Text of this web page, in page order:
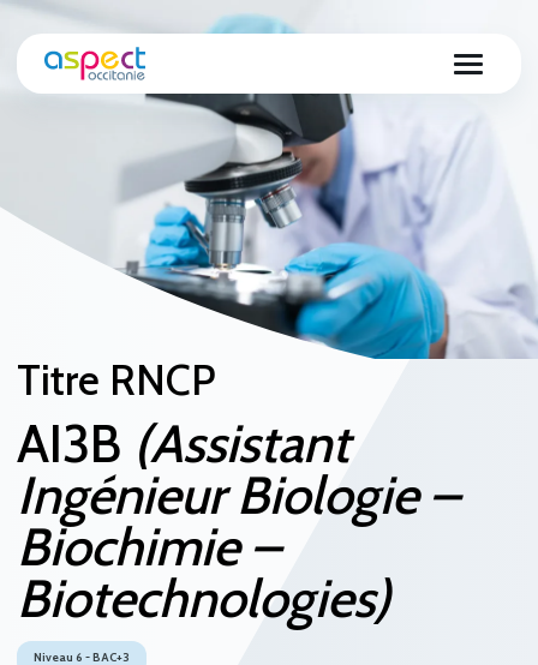
AI3B (Assistant
Ingénieur Biologie –
Biochimie –
Biotechnologies)
Titre RNCP
Niveau 6 - BAC+3